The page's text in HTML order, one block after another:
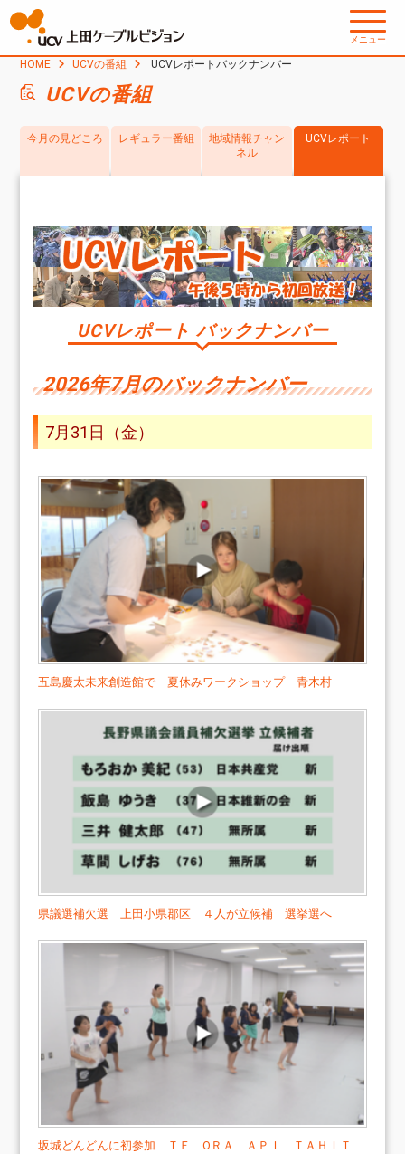
メニュー
HOME UCVの番組 UCVレポートバックナンバー
UCVの番組
今月の見どころ レギュラー番組
地域情報チャン
ネル
UCVレポート
UCVレポート バックナンバー
2026年7月のバックナンバー
7月31日（金）
五島慶太未来創造館で 夏休みワークショップ 青木村
県議選補欠選 上田小県郡区 ４人が立候補 選挙選へ
坂城どんどんに初参加 ＴＥ ОＲＡ ＡＰＩ ＴＡＨＩＴ